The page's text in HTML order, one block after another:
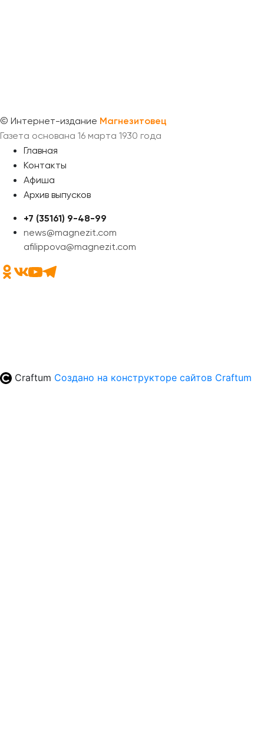
© Интернет-издание Магнезитовец
Газета основана 16 марта 1930 года
Главная
Контакты
Афиша
Архив выпусков
+7 (35161) 9-48-99
news@magnezit.com
afilippova@magnezit.com
Craftum Создано на конструкторе сайтов Craftum